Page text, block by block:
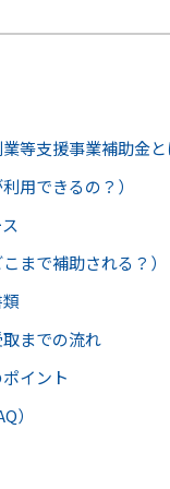
等支援事業補助金
用できるの？）
まで補助される？）
までの流れ
イント
）